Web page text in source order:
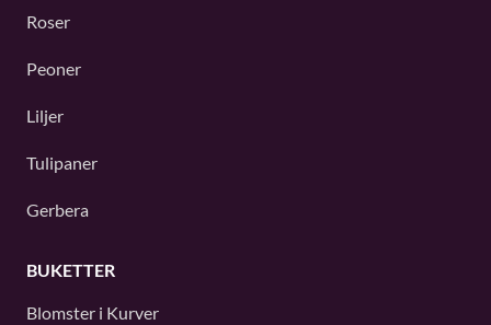
Roser
Peoner
Liljer
Tulipaner
Gerbera
BUKETTER
Blomster i Kurver